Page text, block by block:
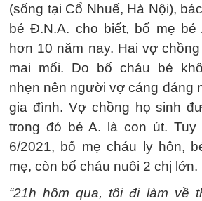
(sống tại Cổ Nhuế, Hà Nội),
bé Đ.N.A. cho biết, bố mẹ
hơn 10 năm nay. Hai vợ
mai mối. Do bố cháu bé
nhẹn nên người vợ cáng đáng
gia đình. Vợ chồng họ sinh
trong đó bé A. là con út. Tuy
6/2021, bố mẹ cháu ly hôn,
mẹ, còn bố cháu nuôi 2 chị lớn.
“21h hôm qua, tôi đi làm về